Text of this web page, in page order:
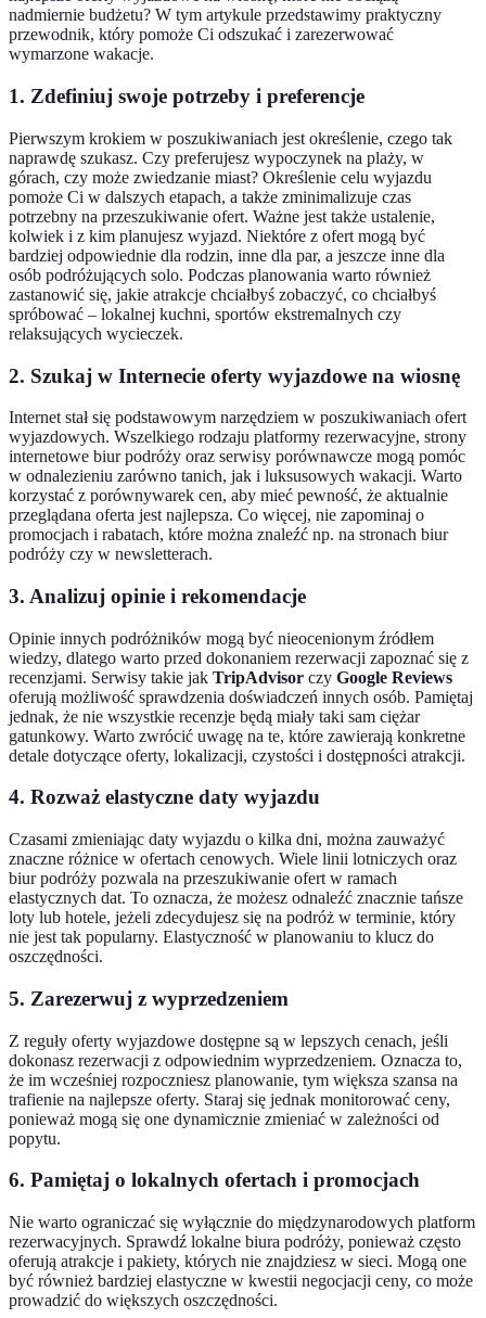
nadmiernie budżetu? W tym artykule przedstawimy praktyczny
przewodnik, który pomoże Ci odszukać i zarezerwować
wymarzone wakacje.
1. Zdefiniuj swoje potrzeby i preferencje
Pierwszym krokiem w poszukiwaniach jest określenie, czego tak
naprawdę szukasz. Czy preferujesz wypoczynek na plaży, w
górach, czy może zwiedzanie miast? Określenie celu wyjazdu
pomoże Ci w dalszych etapach, a także zminimalizuje czas
potrzebny na przeszukiwanie ofert. Ważne jest także ustalenie,
kolwiek i z kim planujesz wyjazd. Niektóre z ofert mogą być
bardziej odpowiednie dla rodzin, inne dla par, a jeszcze inne dla
osób podróżujących solo. Podczas planowania warto również
zastanowić się, jakie atrakcje chciałbyś zobaczyć, co chciałbyś
spróbować – lokalnej kuchni, sportów ekstremalnych czy
relaksujących wycieczek.
2. Szukaj w Internecie oferty wyjazdowe na wiosnę
Internet stał się podstawowym narzędziem w poszukiwaniach ofert
wyjazdowych. Wszelkiego rodzaju platformy rezerwacyjne, strony
internetowe biur podróży oraz serwisy porównawcze mogą pomóc
w odnalezieniu zarówno tanich, jak i luksusowych wakacji. Warto
korzystać z porównywarek cen, aby mieć pewność, że aktualnie
przeglądana oferta jest najlepsza. Co więcej, nie zapominaj o
promocjach i rabatach, które można znaleźć np. na stronach biur
podróży czy w newsletterach.
3. Analizuj opinie i rekomendacje
Opinie innych podróżników mogą być nieocenionym źródłem
wiedzy, dlatego warto przed dokonaniem rezerwacji zapoznać się z
recenzjami. Serwisy takie jak TripAdvisor czy Google Reviews
oferują możliwość sprawdzenia doświadczeń innych osób. Pamiętaj
jednak, że nie wszystkie recenzje będą miały taki sam ciężar
gatunkowy. Warto zwrócić uwagę na te, które zawierają konkretne
detale dotyczące oferty, lokalizacji, czystości i dostępności atrakcji.
4. Rozważ elastyczne daty wyjazdu
Czasami zmieniając daty wyjazdu o kilka dni, można zauważyć
znaczne różnice w ofertach cenowych. Wiele linii lotniczych oraz
biur podróży pozwala na przeszukiwanie ofert w ramach
elastycznych dat. To oznacza, że możesz odnaleźć znacznie tańsze
loty lub hotele, jeżeli zdecydujesz się na podróż w terminie, który
nie jest tak popularny. Elastyczność w planowaniu to klucz do
oszczędności.
5. Zarezerwuj z wyprzedzeniem
Z reguły oferty wyjazdowe dostępne są w lepszych cenach, jeśli
dokonasz rezerwacji z odpowiednim wyprzedzeniem. Oznacza to,
że im wcześniej rozpoczniesz planowanie, tym większa szansa na
trafienie na najlepsze oferty. Staraj się jednak monitorować ceny,
ponieważ mogą się one dynamicznie zmieniać w zależności od
popytu.
6. Pamiętaj o lokalnych ofertach i promocjach
Nie warto ograniczać się wyłącznie do międzynarodowych platform
rezerwacyjnych. Sprawdź lokalne biura podróży, ponieważ często
oferują atrakcje i pakiety, których nie znajdziesz w sieci. Mogą one
być również bardziej elastyczne w kwestii negocjacji ceny, co może
prowadzić do większych oszczędności.